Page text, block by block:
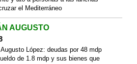
el Mediterráneo
AUGUSTO
López: deudas por 48 mdp
de 1.8 mdp y sus bienes que